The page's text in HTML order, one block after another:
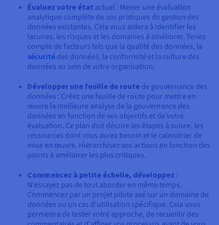
Évaluez votre état actuel : Mener une évaluation
analytique complète de vos pratiques de gestion des
données existantes. Cela vous aidera à identifier les
lacunes, les risques et les domaines à améliorer. Tenez
compte de facteurs tels que la qualité des données, la
sécurité des données, la conformité et la culture des
données au sein de votre organisation.
Développer une feuille de route de gouvernance des
données : Créez une feuille de route pour mettre en
œuvre la meilleure analyse de la gouvernance des
données en fonction de vos objectifs et de votre
évaluation. Ce plan doit décrire les étapes à suivre, les
ressources dont vous aurez besoin et le calendrier de
mise en œuvre. Hiérarchisez vos actions en fonction des
points à améliorer les plus critiques.
Commencez à petite échelle, développez :
N'essayez pas de tout aborder en même temps.
Commencez par un projet pilote axé sur un domaine de
données ou un cas d'utilisation spécifique. Cela vous
permettra de tester votre approche, de recueillir des